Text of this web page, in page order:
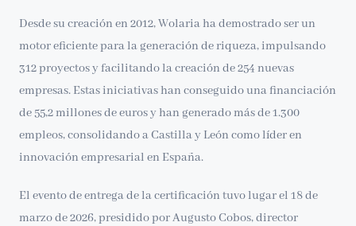
Desde su creación en 2012, Wolaria ha demostrado ser un
motor eficiente para la generación de riqueza, impulsando
312 proyectos y facilitando la creación de 254 nuevas
empresas. Estas iniciativas han conseguido una financiación
de 55,2 millones de euros y han generado más de 1.300
empleos, consolidando a Castilla y León como líder en
innovación empresarial en España.
El evento de entrega de la certificación tuvo lugar el 18 de
marzo de 2026, presidido por Augusto Cobos, director